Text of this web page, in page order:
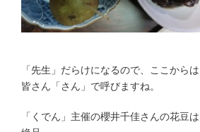
「先生」だらけになるので、ここからは
皆さん「さん」で呼びますね。
「くでん」主催の櫻井千佳さんの花豆は